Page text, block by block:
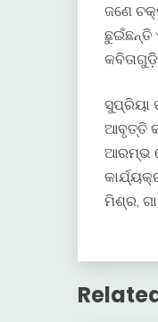
ଜଣେ
ଛୁଇଁଛନ୍ତି
ସୁପ୍ରିୟା
ଆବୃତ୍ତି
ଆରମ୍ଭ
ମିଶ୍ର,